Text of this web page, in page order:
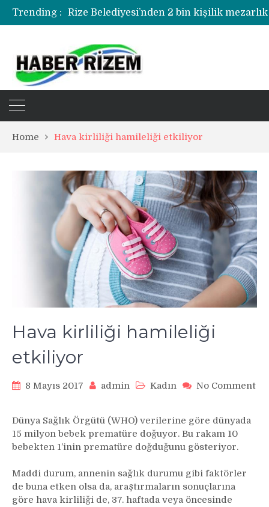
Trending : Rize Belediyesi’nden 2 bin kişilik
Rize’de uyuşturucu operasyonunda 1
Home Hava kirliliği hamileliği etkiliyor
Hava kirliliği hamileliği
etkiliyor
8 Mayıs 2017 admin Kadın
No Comment
kirliliği
hamileliği
etkiliyor
Dünya Sağlık Örgütü (WHO) verilerine göre dünyada
15 milyon bebek prematüre doğuyor. Bu rakam 10
bebekten 1’inin prematüre doğduğunu gösteriyor.
Maddi durum, annenin sağlık durumu gibi faktörler
de buna etken olsa da, araştırmaların sonuçlarına
göre hava kirliliği de, 37. haftada veya öncesinde